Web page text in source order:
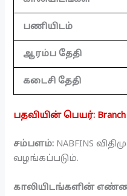
பணியிடம்
ஆரம்ப தேதி
கடைசி தேதி
பதவியின் பெயர்: Branch
சம்பளம்: NABFINS
வழங்கப்படும்.
காலியிடங்களின்